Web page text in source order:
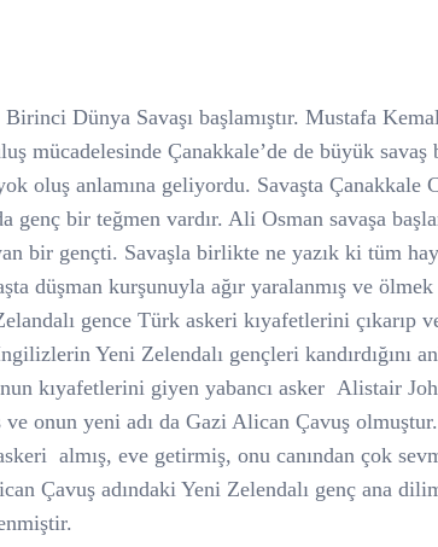
Dünya Savaşı başlamıştır. Mustafa
mücadelesinde Çanakkale’de de büyük savaş
oluş anlamına geliyordu. Savaşta Çanakkale
genç bir teğmen vardır. Ali Osman savaşa
bir gençti. Savaşla birlikte ne yazık ki tüm
düşman kurşunuyla ağır yaralanmış ve
gence Türk askeri kıyafetlerini çıkarıp
Yeni Zelendalı gençleri kandırdığını
kıyafetlerini giyen yabancı asker Alistair
onun yeni adı da Gazi Alican Çavuş
almış, eve getirmiş, onu canından çok
Çavuş adındaki Yeni Zelendalı genç ana